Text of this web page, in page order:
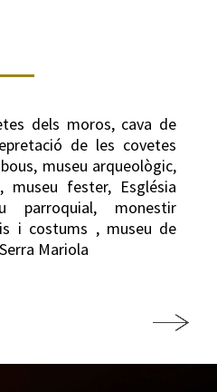
dels moros, cava de
de les covetes
museu arqueològic,
museu fester, Església
parroquial, monestir
i costums , museu de
Mariola